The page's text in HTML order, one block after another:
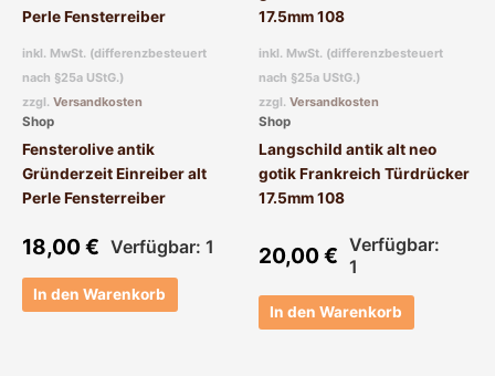
inkl. MwSt. (differenzbesteuert
nach §25a UStG.)
zzgl. Versandkosten
Shop
Fensterolive antik
Gründerzeit Einreiber alt
Perle Fensterreiber
18,00€ Verfügbar: 1
In den Warenkorb
inkl. MwSt. (differenzbesteuert
nach §25a UStG.)
zzgl. Versandkosten
Shop
Langschild antik alt neo
gotik Frankreich Türdrücker
17.5mm 108
20,00€ Verfügbar:
1
In den Warenkorb